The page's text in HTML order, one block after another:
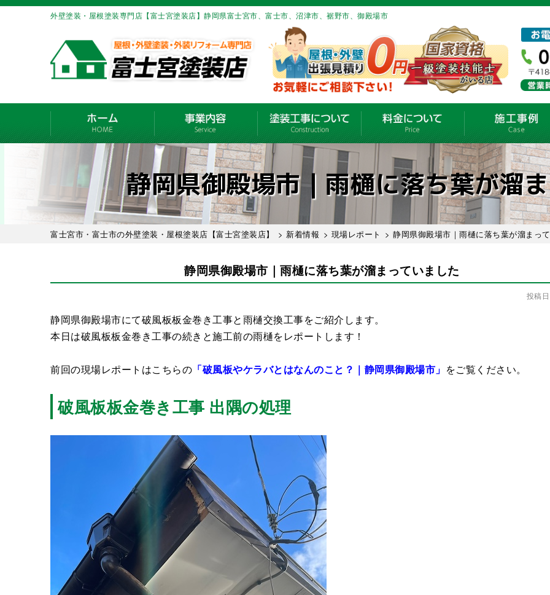
外壁塗装・屋根塗装専門店【富士宮塗装店】静岡県富士宮市、富士市、沼津市、裾野市、御殿場市
静岡県御殿場市｜雨樋に落ち葉が溜
富士宮市・富士市の外壁塗装・屋根塗装店【富士宮塗装店】 > 新着情報 > 現場レポート > 静岡県御殿場市｜雨樋に落ち葉が溜まっ
静岡県御殿場市｜雨樋に落ち葉が溜まっていました
投稿
静岡県御殿場市にて破風板板金巻き工事と雨樋交換工事をご紹介します。
本日は破風板板金巻き工事の続きと施工前の雨樋をレポートします！
前回の現場レポートはこちらの 「破風板やケラバとはなんのこと？｜静岡県御殿場市」 をご覧ください。
破風板板金巻き工事 出隅の処理